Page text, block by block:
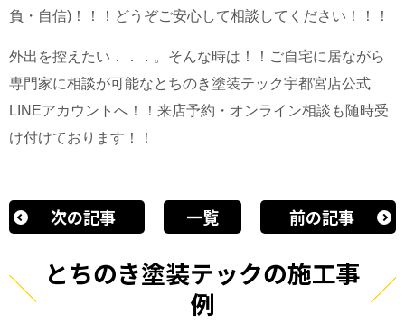
負・自信)！！！どうぞご安心して相談してください！！！
外出を控えたい．．．。そんな時は！！ご自宅に居ながら
専門家に相談が可能なとちのき塗装テック宇都宮店公式
LINEアカウントへ！！来店予約・オンライン相談も随時受
け付けております！！
次の記事 一覧 前の記事
とちのき塗装テックの施工事
例